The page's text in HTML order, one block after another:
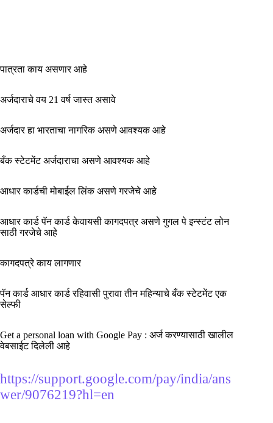
पात्रता काय असणार आहे
अर्जदाराचे वय 21 वर्ष जास्त असावे
अर्जदार हा भारताचा नागरिक असणे आवश्यक आहे
बँक स्टेटमेंट अर्जदाराचा असणे आवश्यक आहे
आधार कार्डची मोबाईल लिंक असणे गरजेचे आहे
आधार कार्ड पॅन कार्ड केवायसी कागदपत्र असणे गुगल पे इन्स्टंट लोन
साठी गरजेचे आहे
कागदपत्रे काय लागणार
पॅन कार्ड आधार कार्ड रहिवासी पुरावा तीन महिन्याचे बँक स्टेटमेंट एक
सेल्फी
Get a personal loan with Google Pay : अर्ज करण्यासाठी खालील
वेबसाईट दिलेली आहे
https://support.google.com/pay/india/ans
wer/9076219?hl=en